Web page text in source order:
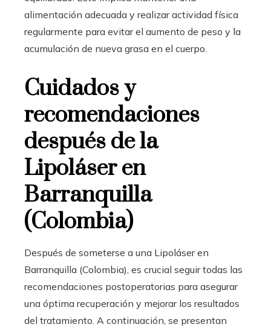
alimentación adecuada y realizar actividad física
regularmente para evitar el aumento de peso y la
acumulación de nueva grasa en el cuerpo.
Cuidados y
recomendaciones
después de la
Lipoláser en
Barranquilla
(Colombia)
Después de someterse a una Lipoláser en
Barranquilla (Colombia) , es crucial seguir todas las
recomendaciones postoperatorias para asegurar
una óptima recuperación y mejorar los resultados
del tratamiento. A continuación, se presentan